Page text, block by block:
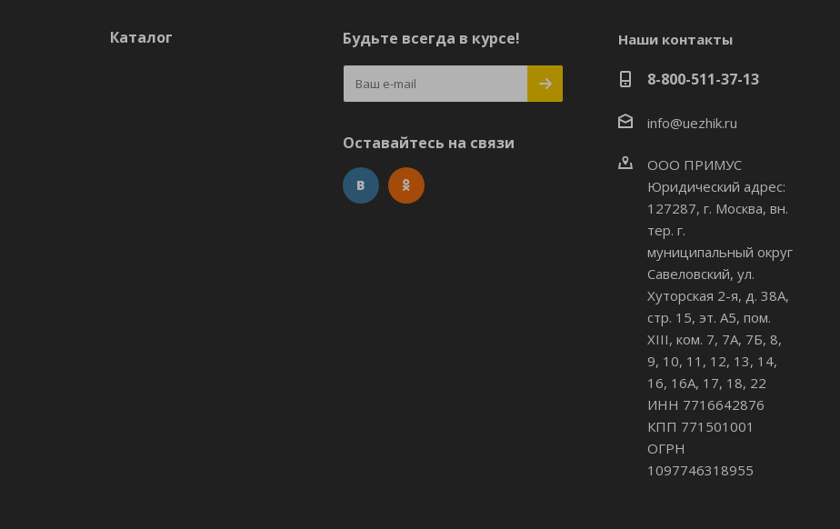
Каталог Будьте всегда в курсе!
Оставайтесь на связи
Наши контакты
8-800-511-37-13
info@uezhik.ru
ООО ПРИМУС
Юридический адрес:
127287, г. Москва, вн.
тер. г.
муниципальный округ
Савеловский, ул.
Хуторская 2-я, д. 38А,
стр. 15, эт. А5, пом.
XIII, ком. 7, 7А, 7Б, 8,
9, 10, 11, 12, 13, 14,
16, 16А, 17, 18, 22
ИНН 7716642876
КПП 771501001
ОГРН
1097746318955